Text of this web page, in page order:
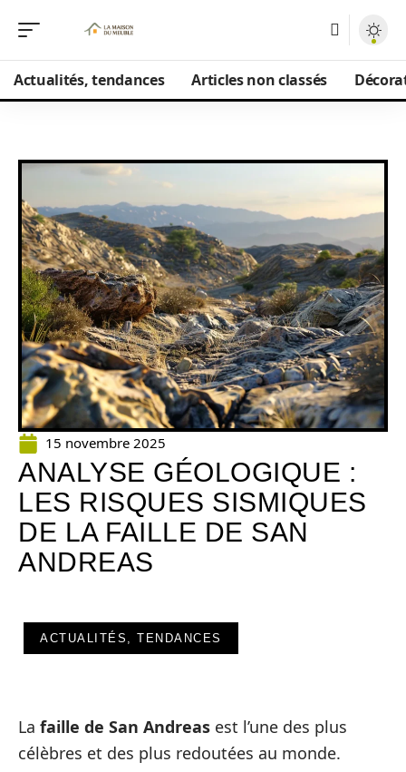
Actualités, tendances Articles non classés
15 novembre 2025
ANALYSE GÉOLOGIQUE :
LES RISQUES SISMIQUES
DE LA FAILLE DE SAN
ANDREAS
ACTUALITÉS, TENDANCES
La faille de San Andreas est l’une des plus
célèbres et des plus redoutées au monde.